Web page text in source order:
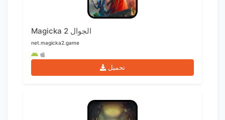
Magicka 2 الجوال
net.magicka2.game
تحميل